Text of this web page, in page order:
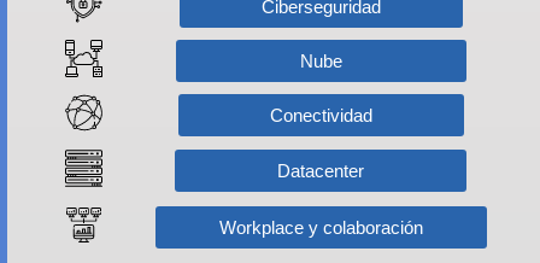
Ciberseguridad
Nube
Conectividad
Datacenter
Workplace y colaboración